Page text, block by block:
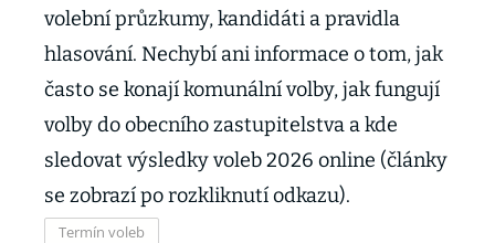
volební průzkumy, kandidáti a pravidla
hlasování. Nechybí ani informace o tom, jak
často se konají komunální volby, jak fungují
volby do obecního zastupitelstva a kde
sledovat výsledky voleb 2026 online (články
se zobrazí po rozkliknutí odkazu).
Termín voleb